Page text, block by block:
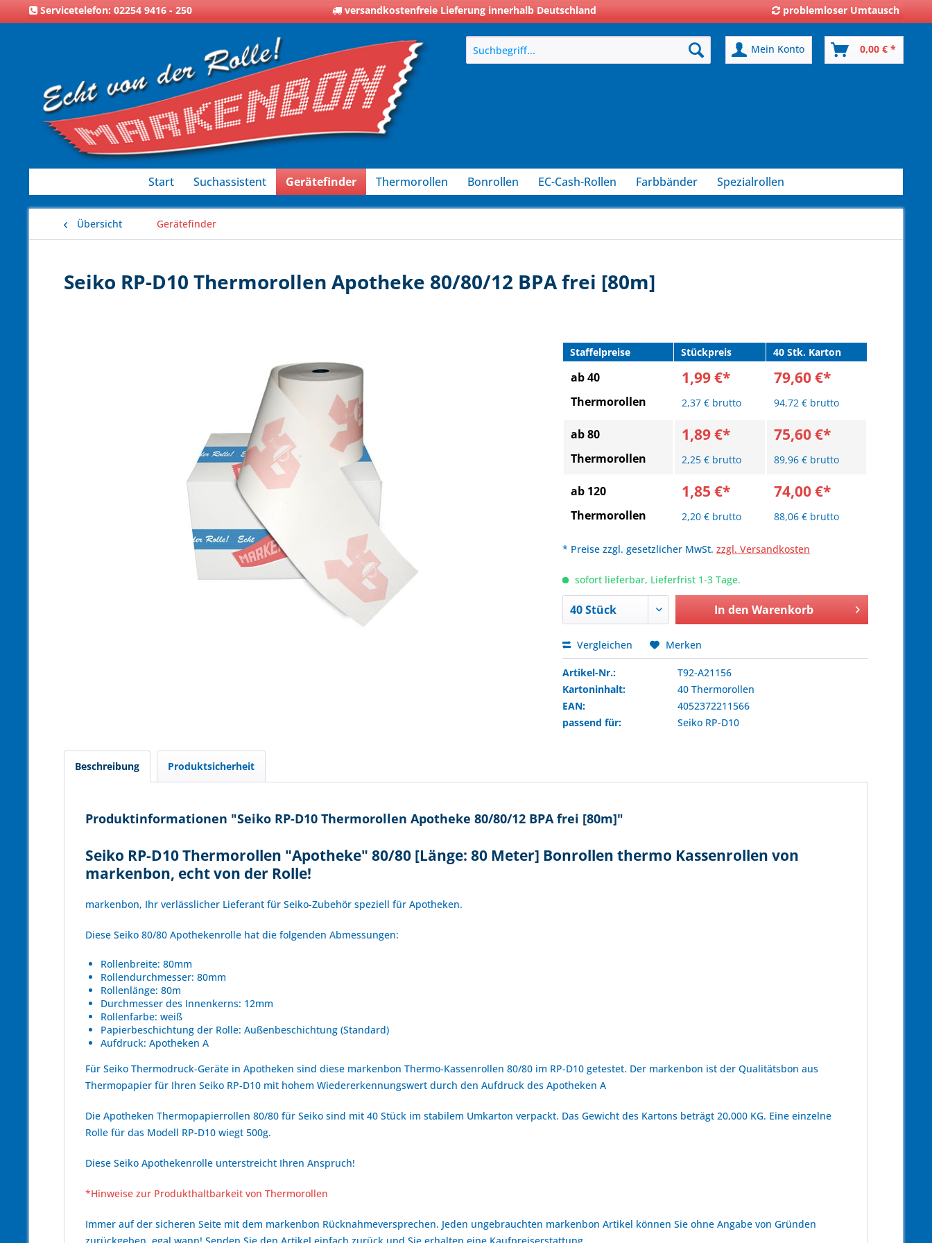
Servicetelefon: 02254 9416 - 250 versandkostenfreie Lieferung innerhalb Deutschland problemloser Umtausch
Mein Konto 0,00 € *
Start Suchassistent Gerätefinder Thermorollen Bonrollen EC-Cash-Rollen Farbbänder Spezialrollen
Übersicht Gerätefinder
Seiko RP-D10 Thermorollen Apotheke 80/80/12 BPA frei [80m]
Staffelpreise Stückpreis 40 Stk. Karton
ab 40
Thermorollen
1,99 €*
2,37 € brutto
79,60 €*
94,72 € brutto
ab 80
Thermorollen
1,89 €*
2,25 € brutto
75,60 €*
89,96 € brutto
ab 120
Thermorollen
1,85 €*
2,20 € brutto
74,00 €*
88,06 € brutto
* Preise zzgl. gesetzlicher MwSt.zzgl. Versandkosten
sofort lieferbar, Lieferfrist 1-3 Tage.
In den Warenkorb
Vergleichen Merken
Artikel-Nr.:
T92-A21156
Kartoninhalt:
40 Thermorollen
EAN:
4052372211566
passend für:
Seiko RP-D10
Beschreibung Produktsicherheit
Produktinformationen "Seiko RP-D10 Thermorollen Apotheke 80/80/12 BPA frei [80m]"
Seiko RP-D10 Thermorollen "Apotheke" 80/80 [Länge: 80 Meter] Bonrollen thermo Kassenrollen von
markenbon, echt von der Rolle!
markenbon, Ihr verlässlicher Lieferant für Seiko-Zubehör speziell für Apotheken.
Diese Seiko 80/80 Apothekenrolle hat die folgenden Abmessungen:
Rollenbreite: 80mm
Rollendurchmesser: 80mm
Rollenlänge: 80m
Durchmesser des Innenkerns: 12mm
Rollenfarbe: weiß
Papierbeschichtung der Rolle: Außenbeschichtung (Standard)
Aufdruck: Apotheken A
Für Seiko Thermodruck-Geräte in Apotheken sind diese markenbon Thermo-Kassenrollen 80/80 im RP-D10 getestet. Der markenbon ist der Qualitätsbon aus
Thermopapier für Ihren Seiko RP-D10 mit hohem Wiedererkennungswert durch den Aufdruck des Apotheken A
Die Apotheken Thermopapierrollen 80/80 für Seiko sind mit 40 Stück im stabilem Umkarton verpackt. Das Gewicht des Kartons beträgt 20,000 KG. Eine einzelne
Rolle für das Modell RP-D10 wiegt 500g.
Diese Seiko Apothekenrolle unterstreicht Ihren Anspruch!
*Hinweise zur Produkthaltbarkeit von Thermorollen
Immer auf der sicheren Seite mit dem markenbon Rücknahmeversprechen. Jeden ungebrauchten markenbon Artikel können Sie ohne Angabe von Gründen